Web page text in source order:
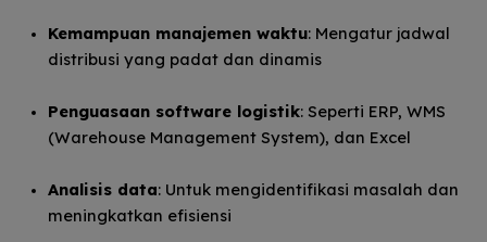
Kemampuan manajemen waktu: Mengatur jadwal
distribusi yang padat dan dinamis
Penguasaan software logistik: Seperti ERP, WMS
(Warehouse Management System), dan Excel
Analisis data: Untuk mengidentifikasi masalah dan
meningkatkan efisiensi